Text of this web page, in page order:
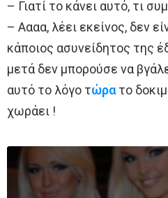
– Γιατί το κάνει αυτό, τι
– Αααα, λέει εκείνος, δεν
κάποιος ασυνείδητος της
μετά δεν μπορούσε να
αυτό το λόγο τώρατο
χωράει !